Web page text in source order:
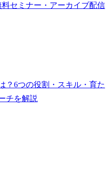
料セミナー・アーカイブ配信
？6つの役割・スキル・育た
チを解説